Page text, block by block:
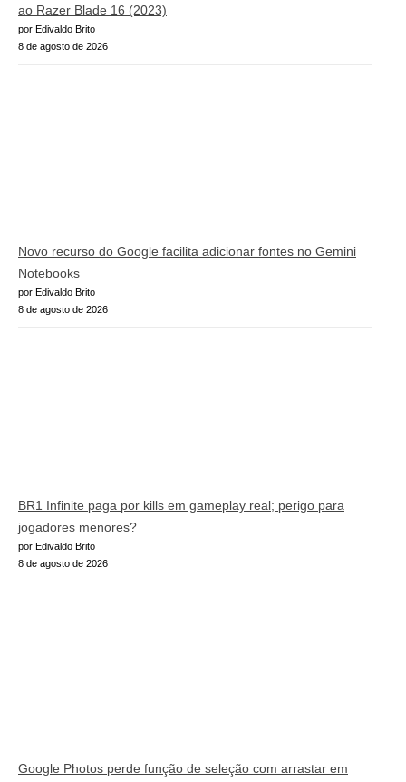
ao Razer Blade 16 (2023)
por Edivaldo Brito
8 de agosto de 2026
Novo recurso do Google facilita adicionar fontes no Gemini
Notebooks
por Edivaldo Brito
8 de agosto de 2026
BR1 Infinite paga por kills em gameplay real; perigo para
jogadores menores?
por Edivaldo Brito
8 de agosto de 2026
Google Photos perde função de seleção com arrastar em